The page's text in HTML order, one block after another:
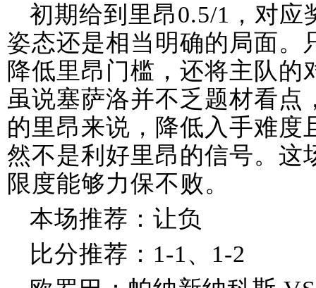
初期给到里昂0.5/1，对
姿态还是相当明确的局面。
降低里昂门槛，还将主队
虽说塞萨洛并不乏题材看
的里昂来说，降低入手难度
然不是利好里昂的信号。这
限度能够力保不败。
本场推荐：让负
比分推荐：1-1、1-2